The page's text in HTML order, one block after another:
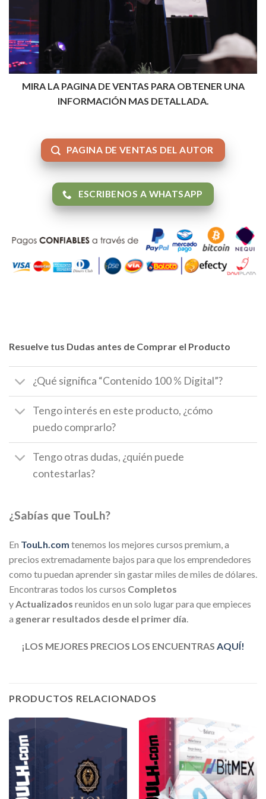
MIRA LA PAGINA DE VENTAS PARA OBTENER UNA
INFORMACIÓN MAS DETALLADA.
PAGINA DE VENTAS DEL AUTOR
ESCRIBENOS A WHATSAPP
Resuelve tus Dudas antes de Comprar el Producto
¿Qué significa “Contenido 100 % Digital”?
Tengo interés en este producto, ¿cómo
puedo comprarlo?
Tengo otras dudas, ¿quién puede
contestarlas?
¿Sabías que TouLh?
En TouLh.com tenemos los mejores cursos premium, a
precios extremadamente bajos para que los emprendedores
como tu puedan aprender sin gastar miles de miles de dólares.
Encontraras todos los cursos Completos
y Actualizados reunidos en un solo lugar para que empieces
a generar resultados desde el primer día
¡LOS MEJORES PRECIOS LOS ENCUENTRAS AQUÍ!
PRODUCTOS RELACIONADOS